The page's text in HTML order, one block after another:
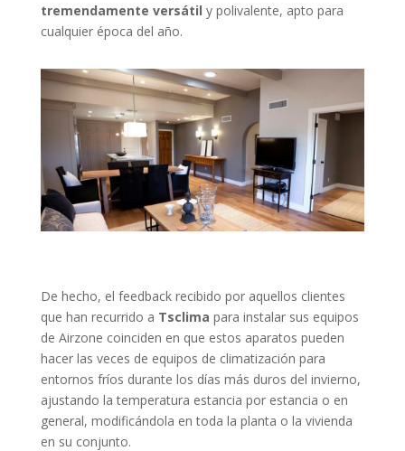
tremendamente versátil y polivalente, apto para
cualquier época del año.
De hecho, el feedback recibido por aquellos clientes
que han recurrido a Tsclima para instalar sus equipos
de Airzone coinciden en que estos aparatos pueden
hacer las veces de equipos de climatización para
entornos fríos durante los días más duros del invierno,
ajustando la temperatura estancia por estancia o en
general, modificándola en toda la planta o la vivienda
en su conjunto.